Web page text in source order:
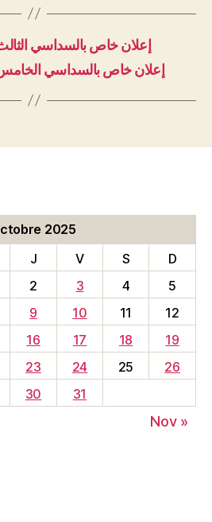
إعلان خاص بالسداسي
إعلان خاص بالسداسي الخامس
2025
J V S
D
2 3 4
5
9 10 11
12
16 17 18
19
23 24 25
26
30 31
Nov »